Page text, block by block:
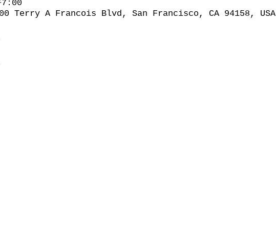
7:00
Terry A Francois Blvd, San Francisco, CA 94158, USA